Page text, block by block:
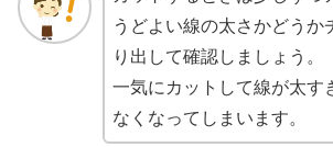
うどよい線の太さかどうか
り出して確認しましょう。
一気にカットして線が太す
なくなってしまいます。